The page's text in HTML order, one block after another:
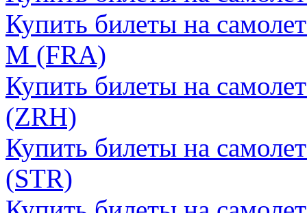
Купить билеты на
М (FRA)
Купить билеты на
(ZRH)
Купить билеты на
(STR)